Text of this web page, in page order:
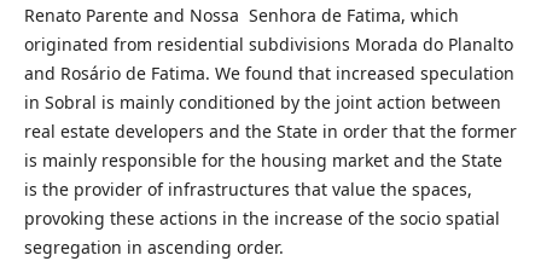
Renato Parente and Nossa Senhora de Fatima, which
originated from residential subdivisions Morada do Planalto
and Rosário de Fatima. We found that increased speculation
in Sobral is mainly conditioned by the joint action between
real estate developers and the State in order that the former
is mainly responsible for the housing market and the State
is the provider of infrastructures that value the spaces,
provoking these actions in the increase of the socio spatial
segregation in ascending order.